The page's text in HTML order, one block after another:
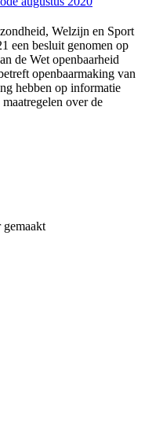
Welzijn en Sport
een besluit genomen op
de Wet openbaarheid
openbaarmaking van
hebben op informatie
maatregelen over de
gemaakt